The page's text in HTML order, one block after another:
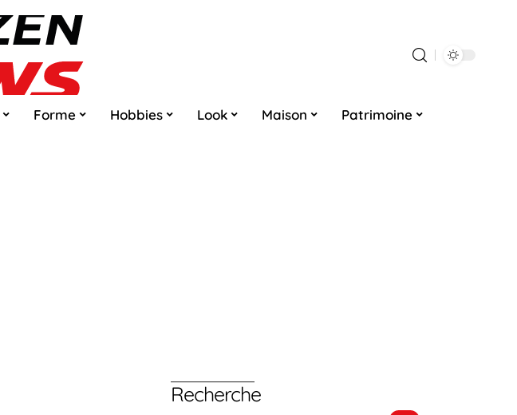
Forme Hobbies Look Maison Patrimoine
Recherche